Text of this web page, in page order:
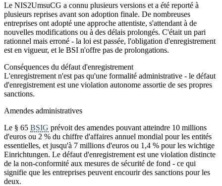
Le NIS2UmsuCG a connu plusieurs versions et a été reporté à
plusieurs reprises avant son adoption finale. De nombreuses
entreprises ont adopté une approche attentiste, s'attendant à de
nouvelles modifications ou à des délais prolongés. C'était un pari
rationnel mais erroné - la loi est passée, l'obligation d'enregistrement
est en vigueur, et le BSI n'offre pas de prolongations.
Conséquences du défaut d'enregistrement
L'enregistrement n'est pas qu'une formalité administrative - le défaut
d'enregistrement est une violation autonome assortie de ses propres
sanctions.
Amendes administratives
Le § 65 BSIG prévoit des amendes pouvant atteindre 10 millions
d'euros ou 2 % du chiffre d'affaires annuel mondial pour les entités
essentielles, et jusqu'à 7 millions d'euros ou 1,4 % pour les wichtige
Einrichtungen. Le défaut d'enregistrement est une violation distincte
de la non-conformité aux mesures de sécurité de fond - ce qui
signifie que les entreprises peuvent encourir des sanctions pour les
deux.